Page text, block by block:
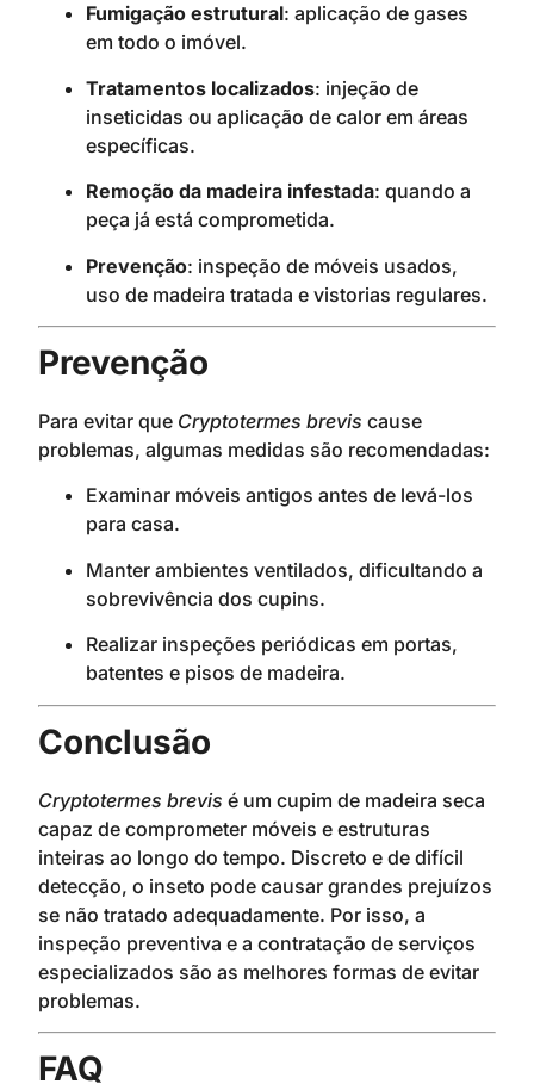
Fumigação estrutural: aplicação de gases
em todo o imóvel.
Tratamentos localizados: injeção de
inseticidas ou aplicação de calor em áreas
específicas.
Remoção da madeira infestada: quando a
peça já está comprometida.
Prevenção: inspeção de móveis usados,
uso de madeira tratada e vistorias regulares.
Prevenção
Para evitar que Cryptotermes brevis cause
problemas, algumas medidas são recomendadas:
Examinar móveis antigos antes de levá-los
para casa.
Manter ambientes ventilados, dificultando a
sobrevivência dos cupins.
Realizar inspeções periódicas em portas,
batentes e pisos de madeira.
Conclusão
Cryptotermes brevis é um cupim de madeira seca
capaz de comprometer móveis e estruturas
inteiras ao longo do tempo. Discreto e de difícil
detecção, o inseto pode causar grandes prejuízos
se não tratado adequadamente. Por isso, a
inspeção preventiva e a contratação de serviços
especializados são as melhores formas de evitar
problemas.
FAQ